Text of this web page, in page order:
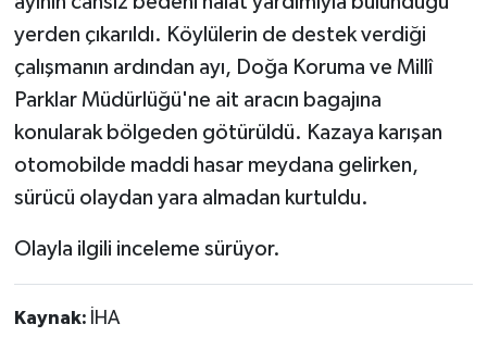
yerden çıkarıldı. Köylülerin de destek verdiği
çalışmanın ardından ayı, Doğa Koruma ve Millî
Parklar Müdürlüğü'ne ait aracın bagajına
konularak bölgeden götürüldü. Kazaya karışan
otomobilde maddi hasar meydana gelirken,
sürücü olaydan yara almadan kurtuldu.
Olayla ilgili inceleme sürüyor.
Kaynak: İHA